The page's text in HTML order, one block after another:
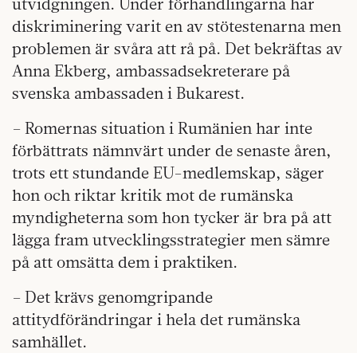
diskriminering varit en av stötestenarna men
problemen är svåra att rå på. Det bekräftas av
Anna Ekberg, ambassadsekreterare på
svenska ambassaden i Bukarest.
– Romernas situation i Rumänien har inte
förbättrats nämnvärt under de senaste åren,
trots ett stundande EU-medlemskap, säger
hon och riktar kritik mot de rumänska
myndigheterna som hon tycker är bra på att
lägga fram utvecklingsstrategier men sämre
på att omsätta dem i praktiken.
– Det krävs genomgripande
attitydförändringar i hela det rumänska
samhället.